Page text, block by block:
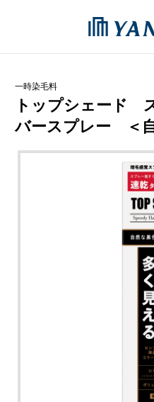
一時染毛料
トップシェード
バースプレー ＜